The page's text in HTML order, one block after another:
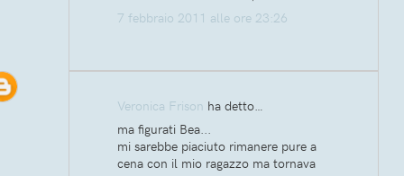
7 febbraio 2011 alle ore 23:26
Veronica Frison ha detto…
ma figurati Bea...
mi sarebbe piaciuto rimanere pure a
cena con il mio ragazzo ma tornava